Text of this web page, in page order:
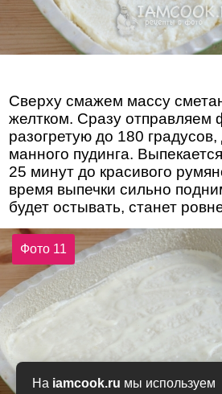
На iamcook.ru мы используем
Сверху смажем массу
желтком. Сразу отправляем
разогретую до 180
манного пудинга.
25 минут до красивого
время выпечки сильно
будет остывать, станет
Фото 11